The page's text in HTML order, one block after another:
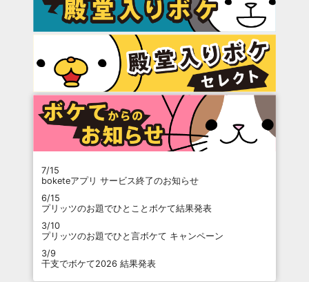
7/15
boketeアプリ サービス終了のお知らせ
6/15
プリッツのお題でひとことボケて結果発表
3/10
プリッツのお題でひと言ボケて キャンペーン
3/9
干支でボケて2026 結果発表